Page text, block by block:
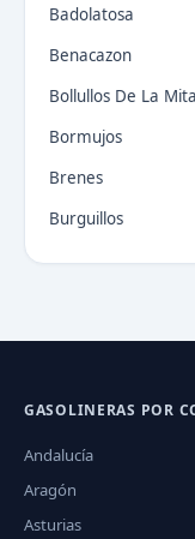
Badolatosa
Benacazon
Bollullos De La
Bormujos
Brenes
Burguillos
GASOLINERAS POR
Andalucía
Aragón
Asturias